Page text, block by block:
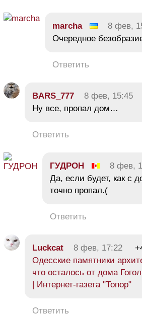
marcha 8 фев,
Очередное
Ответить
BARS_777 8 фев, 15:45
Ну все, пропал дом…
Ответить
ГУДРОН 8 фев,
Да, если будет, как с
точно пропал.(
Ответить
Luckcat 8 фев, 17:22
Одесские памятники
что осталось от дома
| Интернет-газета "Топор"
Ответить